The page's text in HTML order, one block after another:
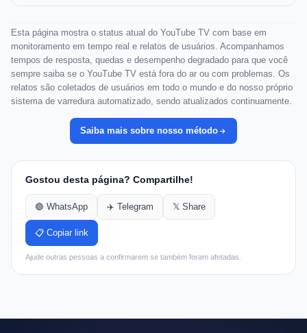
Esta página mostra o status atual do YouTube TV com base em
monitoramento em tempo real e relatos de usuários. Acompanhamos
tempos de resposta, quedas e desempenho degradado para que você
sempre saiba se o YouTube TV está fora do ar ou com problemas. Os
relatos são coletados de usuários em todo o mundo e do nosso próprio
sistema de varredura automatizado, sendo atualizados continuamente.
Saiba mais sobre nosso método
Gostou desta página? Compartilhe!
🟢 WhatsApp ✈️ Telegram 𝕏 Share
📋 Copiar link
Ajude outras pessoas a confirmarem se também foram afetadas.